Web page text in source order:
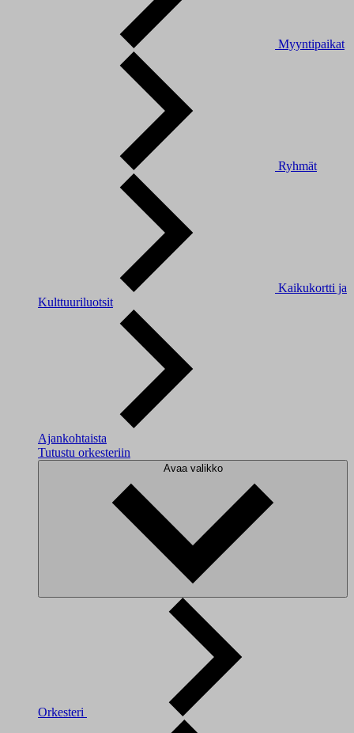
Myyntipaikat
Ryhmät
Kaikukortti ja
Kulttuuriluotsit
Ajankohtaista
Tutustu orkesteriin
Avaa valikko
Orkesteri